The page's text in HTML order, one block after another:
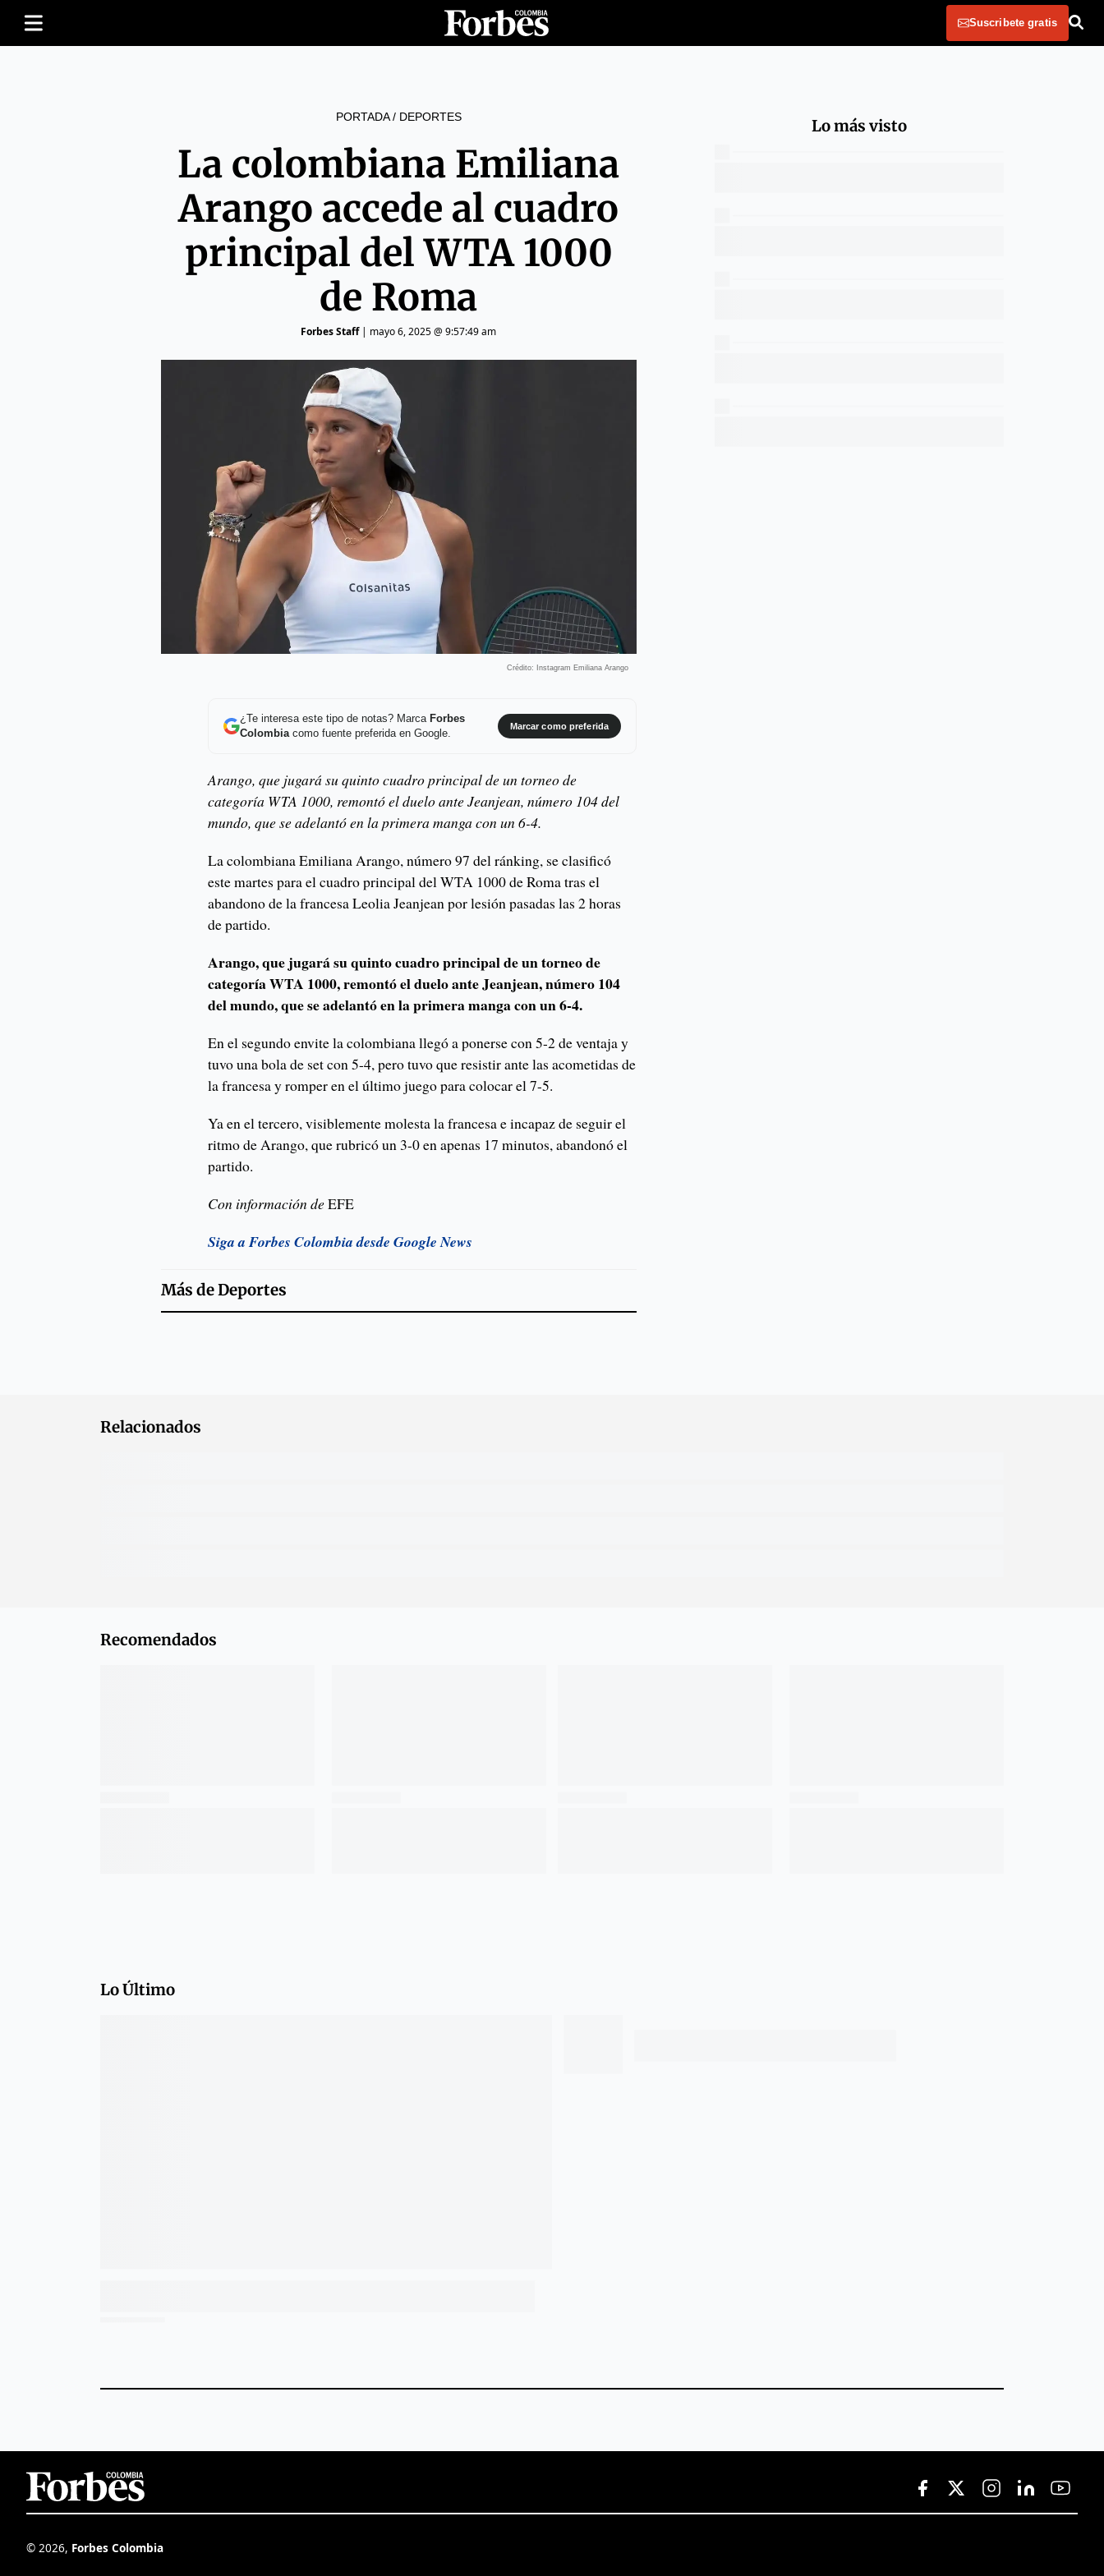
Suscribete gratis
PORTADA/ DEPORTES
La colombiana Emiliana
Arango accede al cuadro
principal del WTA 1000
de Roma
Forbes Staff| mayo 6, 2025 @ 9:57:49 am
Crédito: Instagram Emiliana Arango
¿Te interesa este tipo de notas? Marca Forbes
Colombiacomo fuente preferida en Google.
Marcar como preferida
Arango, que jugará su quinto cuadro principal de un torneo de
categoría WTA 1000, remontó el duelo ante Jeanjean, número 104 del
mundo, que se adelantó en la primera manga con un 6-4.
La colombiana Emiliana Arango, número 97 del ránking, se clasificó
este martes para el cuadro principal del WTA 1000 de Roma tras el
abandono de la francesa Leolia Jeanjean por lesión pasadas las 2 horas
de partido.
Arango, que jugará su quinto cuadro principal de un torneo de
categoría WTA 1000, remontó el duelo ante Jeanjean, número 104
del mundo, que se adelantó en la primera manga con un 6-4.
En el segundo envite la colombiana llegó a ponerse con 5-2 de ventaja y
tuvo una bola de set con 5-4, pero tuvo que resistir ante las acometidas de
la francesa y romper en el último juego para colocar el 7-5.
Ya en el tercero, visiblemente molesta la francesa e incapaz de seguir el
ritmo de Arango, que rubricó un 3-0 en apenas 17 minutos, abandonó el
partido.
Con información deEFE
Siga a Forbes Colombia desde Google News
Más deDeportes
Lo más visto
Relacionados
Recomendados
Lo Último
© 2026, Forbes Colombia